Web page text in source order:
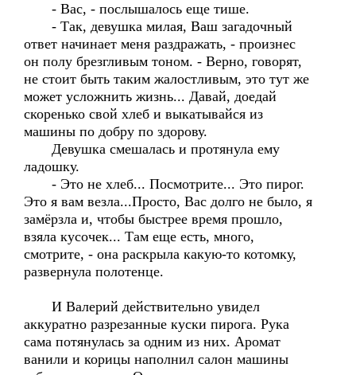
- Вас, - послышалось еще тише.
- Так, девушка милая, Ваш загадочный
ответ начинает меня раздражать, - произнес
он полу брезгливым тоном. - Верно, говорят,
не стоит быть таким жалостливым, это тут же
может усложнить жизнь... Давай, доедай
скоренько свой хлеб и выкатывайся из
машины по добру по здорову.
Девушка смешалась и протянула ему
ладошку.
- Это не хлеб... Посмотрите... Это пирог.
Это я вам везла...Просто, Вас долго не было, я
замёрзла и, чтобы быстрее время прошло,
взяла кусочек... Там еще есть, много,
смотрите, - она раскрыла какую-то котомку,
развернула полотенце.
И Валерий действительно увидел
аккуратно разрезанные куски пирога. Рука
сама потянулась за одним из них. Аромат
ванили и корицы наполнил салон машины